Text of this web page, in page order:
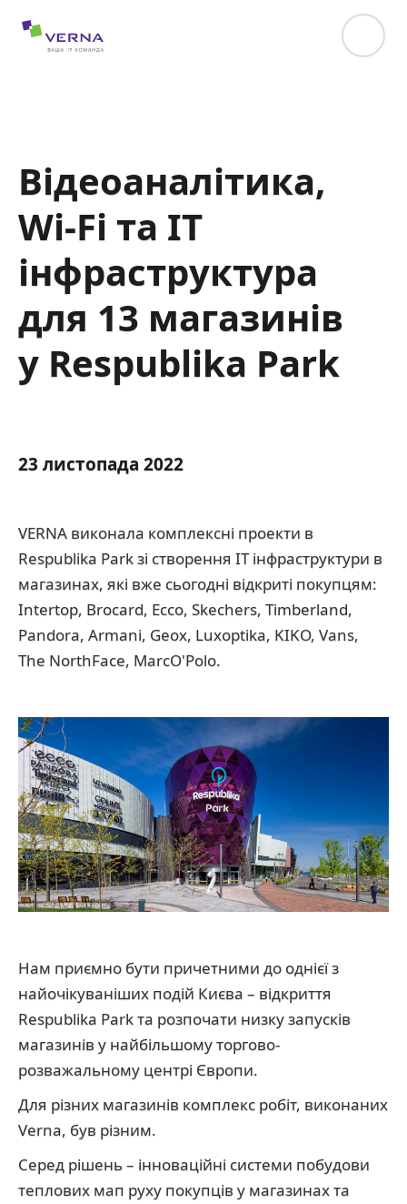
Відеоаналітика,
Wi-Fi та IT
інфраструктура
для 13 магазинів
у Respublika Park
23 листопада 2022
VERNA виконала комплексні проекти в
Respublika Park зі створення IT інфраструктури в
магазинах, які вже сьогодні відкриті покупцям:
Intertop, Brocard, Ecco, Skechers, Timberland,
Pandora, Armani, Geox, Luxoptika, KIKO, Vans,
The NorthFace, MarcO'Polo.
Нам приємно бути причетними до однієї з
найочікуваніших подій Києва – відкриття
Respublika Park та розпочати низку запусків
магазинів у найбільшому торгово-
розважальному центрі Європи.
Для різних магазинів комплекс робіт, виконаних
Verna, був різним.
Серед рішень – інноваційні системи побудови
теплових мап руху покупців у магазинах та